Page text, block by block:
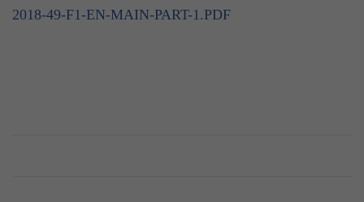
2018-49-F1-EN-MAIN-PART-1.PDF